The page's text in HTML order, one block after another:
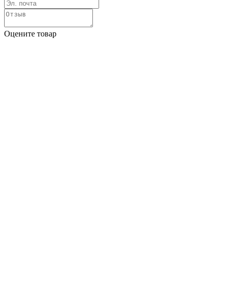
Оцените товар